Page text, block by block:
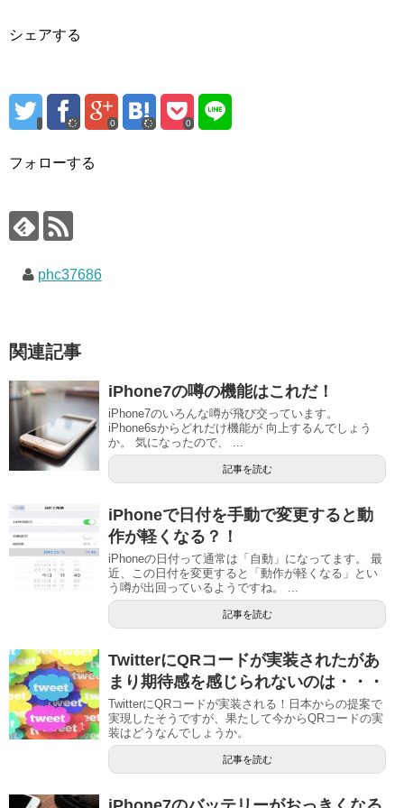
シェアする
0 0
フォローする
phc37686
関連記事
iPhone7の噂の機能はこれだ！
iPhone7のいろんな噂が飛び交っています。
iPhone6sからどれだけ機能が 向上するんでしょう
か。 気になったので、 ...
記事を読む
iPhoneで日付を手動で変更すると動
作が軽くなる？！
iPhoneの日付って通常は「自動」になってます。 最
近、この日付を変更すると「動作が軽くなる」とい
う噂が出回っているようですね。 ...
記事を読む
TwitterにQRコードが実装されたがあ
まり期待感を感じられないのは・・・
TwitterにQRコードが実装される！日本からの提案で
実現したそうですが、果たして今からQRコードの実
装はどうなんでしょうか。
記事を読む